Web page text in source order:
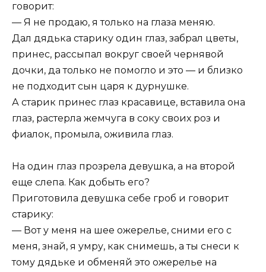
говорит:
— Я не продаю, я только на глаза меняю.
Дал дядька старику один глаз, забрал цветы,
принес, рассыпал вокруг своей чернявой
дочки, да только не помогло и это — и близко
не подходит сын царя к дурнушке.
А старик принес глаз красавице, вставила она
глаз, растерла жемчуга в соку своих роз и
фиалок, промыла, оживила глаз.
На один глаз прозрела девушка, а на второй
еще слепа. Как добыть его?
Приготовила девушка себе гроб и говорит
старику:
— Вот у меня на шее ожерелье, сними его с
меня, знай, я умру, как снимешь, а ты снеси к
тому дядьке и обменяй это ожерелье на